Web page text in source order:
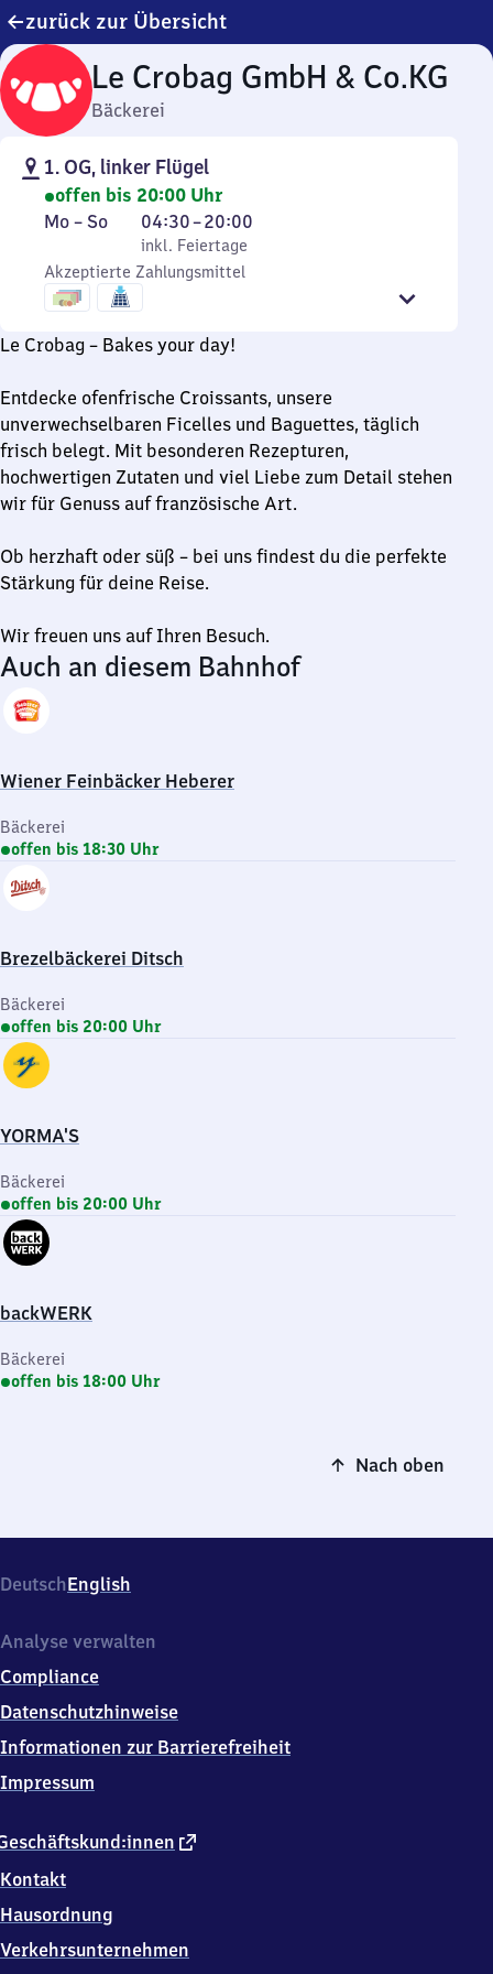
zurück zur Übersicht
Le Crobag GmbH & Co.KG
Bäckerei
1. OG, linker Flügel
offen bis 20:00 Uhr
Montag
Sonntag
Mo – So,
inkl. Feiertage
04:30–20:00
Von
4
Uhr
20
inkl. Feiertage
Akzeptierte Zahlungsmittel
Le Crobag – Bakes your day!
Entdecke ofenfrische Croissants, unsere
unverwechselbaren Ficelles und Baguettes, täglich
frisch belegt. Mit besonderen Rezepturen,
hochwertigen Zutaten und viel Liebe zum Detail stehen
wir für Genuss auf französische Art.
Ob herzhaft oder süß – bei uns findest du die perfekte
Stärkung für deine Reise.
Wir freuen uns auf Ihren Besuch.
Auch an diesem Bahnhof
Wiener Feinbäcker Heberer
Bäckerei
offen bis 18:30 Uhr
Brezelbäckerei Ditsch
Bäckerei
offen bis 20:00 Uhr
YORMA'S
Bäckerei
offen bis 20:00 Uhr
backWERK
Bäckerei
offen bis 18:00 Uhr
Nach oben
DeutschEnglish
externer
Kontakt
Hausordnung
Verkehrsunternehmen
Analyse verwalten
Compliance
Datenschutzhinweise
Informationen zur Barrierefreiheit
Impressum